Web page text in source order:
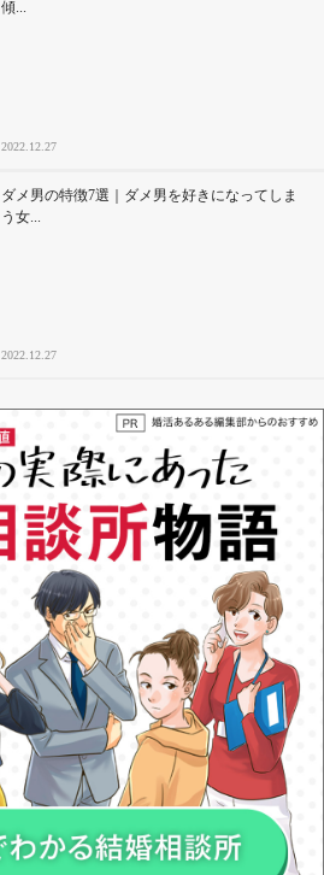
傾...
2022.12.27
ダメ男の特徴7選｜ダメ男を好きになってしま
う女...
2022.12.27